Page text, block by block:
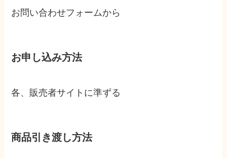
お問い合わせフォームから
お申し込み方法
各、販売者サイトに準ずる
商品引き渡し方法